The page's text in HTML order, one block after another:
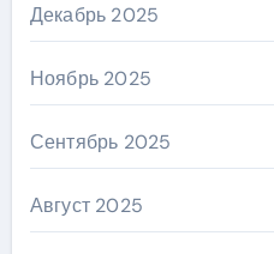
Декабрь 2025
Ноябрь 2025
Сентябрь 2025
Август 2025